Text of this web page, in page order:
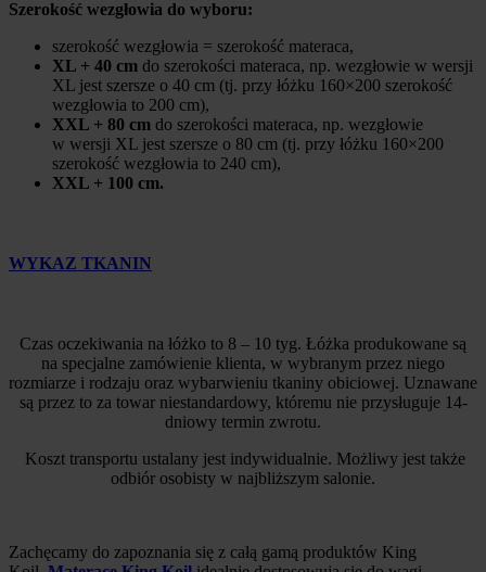
Szerokość wezgłowia do wyboru:
szerokość wezgłowia = szerokość materaca,
XL + 40 cm do szerokości materaca, np. wezgłowie w wersji
XL jest szersze o 40 cm (tj. przy łóżku 160×200 szerokość
wezgłowia to 200 cm),
XXL + 80 cm do szerokości materaca, np. wezgłowie
w wersji XL jest szersze o 80 cm (tj. przy łóżku 160×200
szerokość wezgłowia to 240 cm),
XXL + 100 cm.
WYKAZ TKANIN
Czas oczekiwania na łóżko to 8 – 10 tyg. Łóżka produkowane są
na specjalne zamówienie klienta, w wybranym przez niego
rozmiarze i rodzaju oraz wybarwieniu tkaniny obiciowej. Uznawane
są przez to za towar niestandardowy, któremu nie przysługuje 14-
dniowy termin zwrotu.
Koszt transportu ustalany jest indywidualnie. Możliwy jest także
odbiór osobisty w najbliższym salonie.
Zachęcamy do zapoznania się z całą gamą produktów King